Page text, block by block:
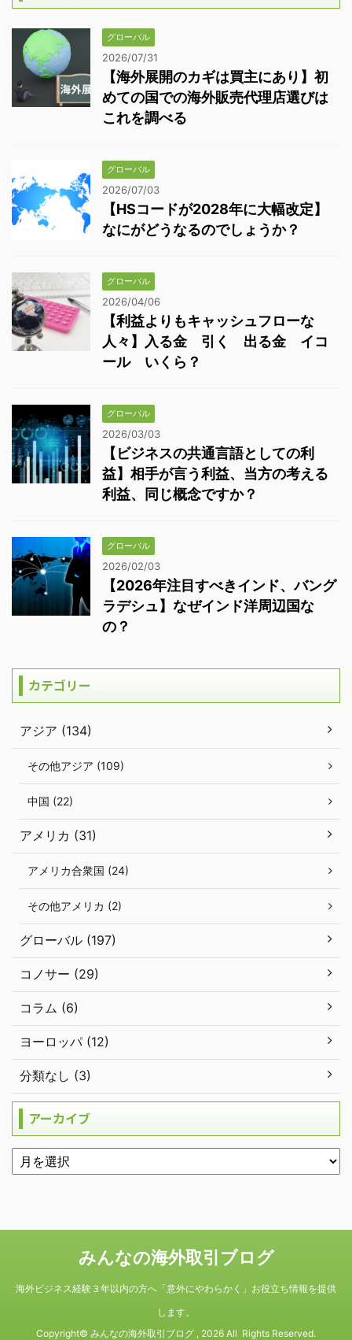
グローバル
2026/07/31
【海外展開のカギは買主にあり】初
めての国での海外販売代理店選びは
これを調べる
グローバル
2026/07/03
【HSコードが2028年に大幅改定】
なにがどうなるのでしょうか？
グローバル
2026/04/06
【利益よりもキャッシュフローな
人々】入る金 引く 出る金 イコ
ール いくら？
グローバル
2026/03/03
【ビジネスの共通言語としての利
益】相手が言う利益、当方の考える
利益、同じ概念ですか？
グローバル
2026/02/03
【2026年注目すべきインド、バング
ラデシュ】なぜインド洋周辺国な
の？
カテゴリー
アジア (134)
その他アジア (109)
中国 (22)
アメリカ (31)
アメリカ合衆国 (24)
その他アメリカ (2)
グローバル (197)
コノサー (29)
コラム (6)
ヨーロッパ (12)
分類なし (3)
アーカイブ
みんなの海外取引ブログ
海外ビジネス経験３年以内の方へ「意外にやわらかく」お役立ち情報を提供
します。
Copyright© みんなの海外取引ブログ , 2026 All Rights Reserved.